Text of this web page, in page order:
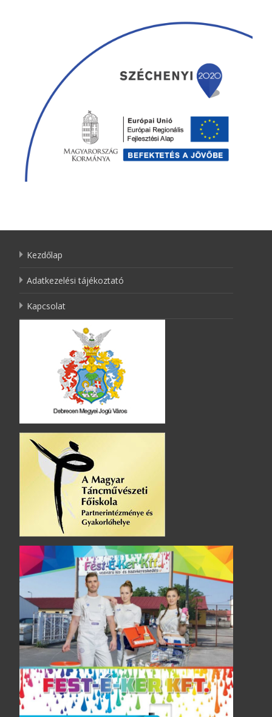
Kezdőlap
Adatkezelési tájékoztató
Kapcsolat